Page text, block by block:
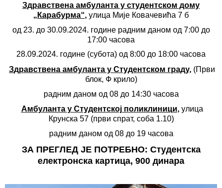
Здравствена амбуланта у студентском дому
„Карабурма“, улица Мије Ковачевића 7 б
од 23. до 30.09.2024. године радним даном од 7:00 до
17:00 часова
28.09.2024. године (субота) од 8:00 до 18:00 часова
Здравствена амбуланта у Студентском граду, (Први
блок, Ф крило)
радним даном од 08 до 14:30 часова
Амбуланта у Студентској поликлиници,улица
Крунска 57 (први спрат, соба 1.10)
радним даном од 08 до 19 часова
ЗА ПРЕГЛЕД ЈЕ ПОТРЕБНО: Студентска
електронска картица, 900 динара